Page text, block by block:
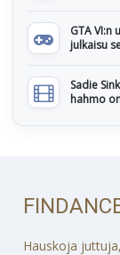
GTA VI:n
julkaisu
Sadie
hahmo
Hauskoja